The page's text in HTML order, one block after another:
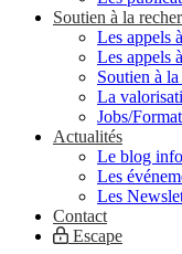
Soutien à la
Les appels
Les appels
Soutien à
La
Jobs/
Actualités
Le blog
Les
Les
Contact
Escape